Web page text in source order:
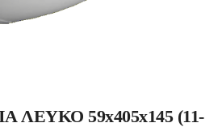
ΛΕΥΚΟ 59x405x145 (11-